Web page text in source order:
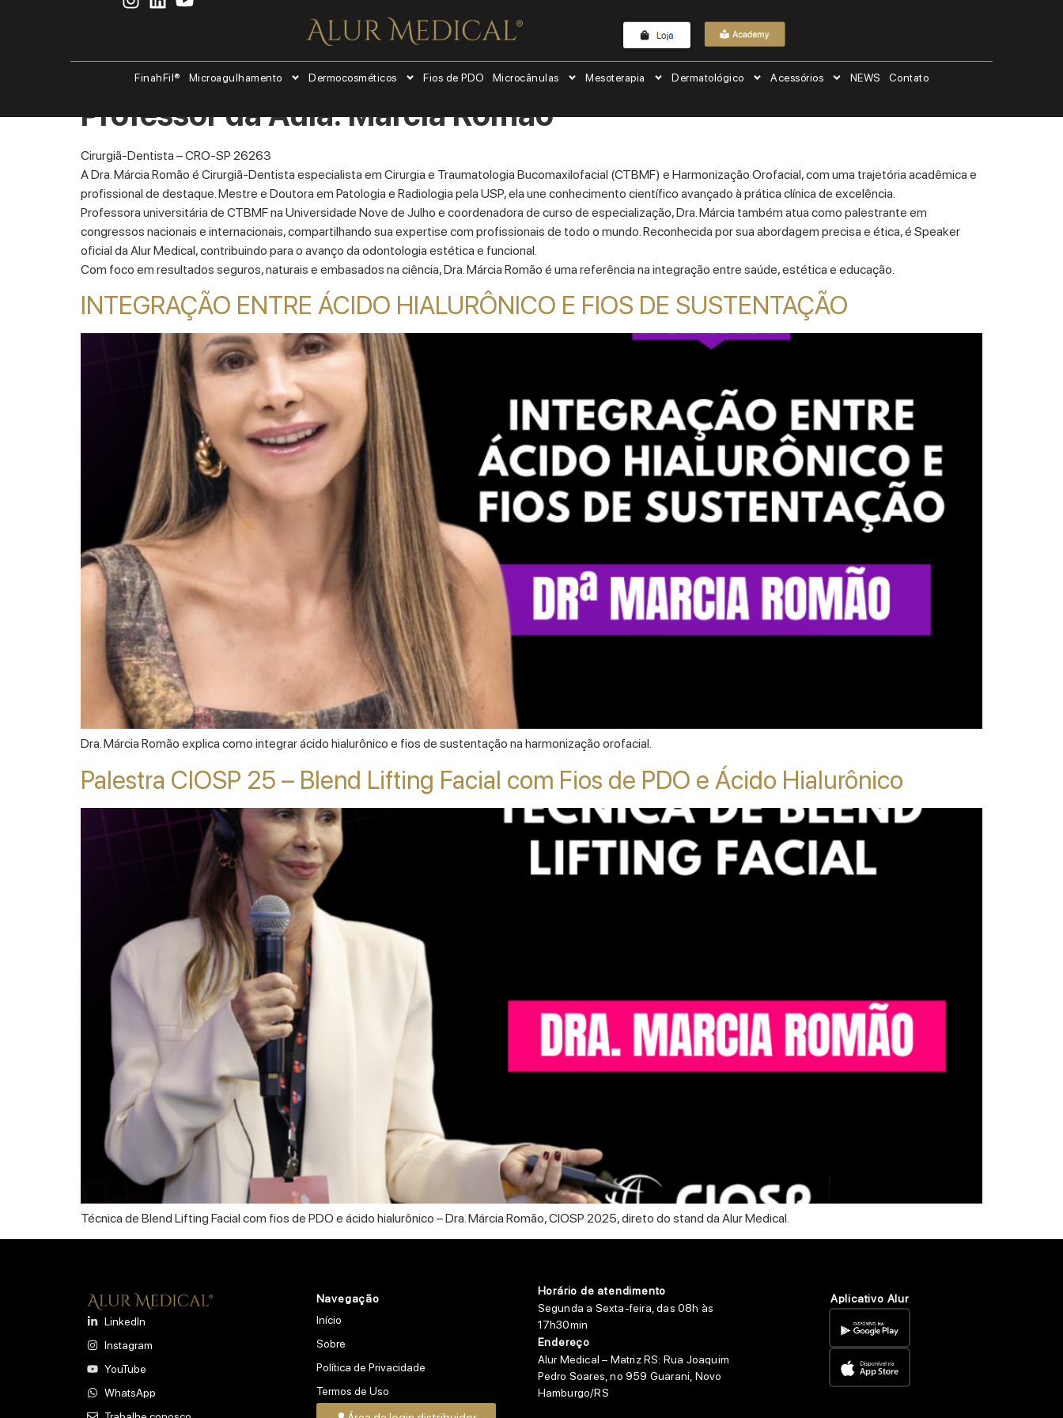
FinahFil® Microagulhamento Dermocosméticos Fios de PDO Microcânulas Mesoterapia Dermatológico Acessórios NEWS Contato
Professor da Aula:Marcia Romão
Cirurgiã-Dentista – CRO-SP 26263
A Dra. Márcia Romão é Cirurgiã-Dentista especialista em Cirurgia e Traumatologia Bucomaxilofacial (CTBMF) e Harmonização Orofacial, com uma trajetória acadêmica e
profissional de destaque. Mestre e Doutora em Patologia e Radiologia pela USP, ela une conhecimento científico avançado à prática clínica de excelência.
Professora universitária de CTBMF na Universidade Nove de Julho e coordenadora de curso de especialização, Dra. Márcia também atua como palestrante em
congressos nacionais e internacionais, compartilhando sua expertise com profissionais de todo o mundo. Reconhecida por sua abordagem precisa e ética, é Speaker
oficial da Alur Medical, contribuindo para o avanço da odontologia estética e funcional.
Com foco em resultados seguros, naturais e embasados na ciência, Dra. Márcia Romão é uma referência na integração entre saúde, estética e educação.
INTEGRAÇÃO ENTRE ÁCIDO HIALURÔNICO E FIOS DE SUSTENTAÇÃO
Dra. Márcia Romão explica como integrar ácido hialurônico e fios de sustentação na harmonização orofacial.
Palestra CIOSP 25 – Blend Lifting Facial com Fios de PDO e Ácido Hialurônico
Técnica de Blend Lifting Facial com fios de PDO e ácido hialurônico – Dra. Márcia Romão, CIOSP 2025, direto do stand da Alur Medical.
Navegação
Início
Sobre
Política de Privacidade
Termos de Uso
LinkedIn
Instagram
YouTube
WhatsApp
Endereço
Alur Medical – Matriz RS: Rua Joaquim
Pedro Soares, no 959 Guarani, Novo
Hamburgo/RS
Horário de atendimento
Segunda a Sexta-feira, das 08h às
17h30min
Aplicativo Alur